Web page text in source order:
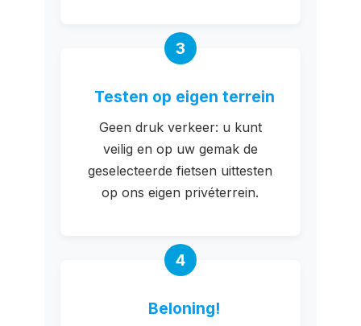
3
Testen op eigen terrein
Geen druk verkeer: u kunt
veilig en op uw gemak de
geselecteerde fietsen uittesten
op ons eigen privéterrein.
4
Beloning!